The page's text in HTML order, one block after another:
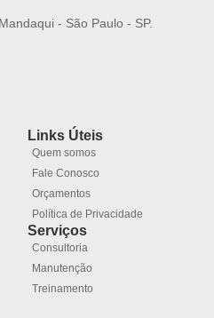
- São Paulo - SP.
Links Úteis
Quem somos
Fale Conosco
Orçamentos
Política de Privacidade
Serviços
Consultoria
Manutenção
Treinamento